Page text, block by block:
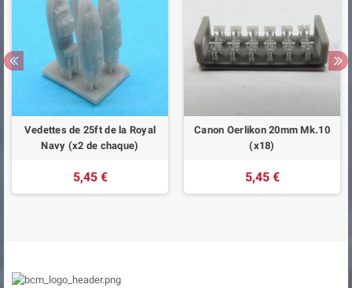
Vedettes de 25ft de la Royal
Navy (x2 de chaque)
5,45 €
Canon Oerlikon 20mm Mk.10
(x18)
5,45 €